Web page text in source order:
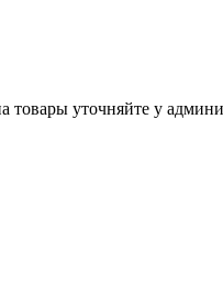
товары уточняйте у